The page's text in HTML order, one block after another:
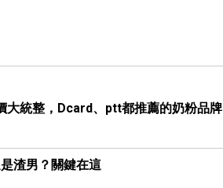
大統整，Dcard、ptt都推薦的奶粉品牌
渣男？關鍵在這